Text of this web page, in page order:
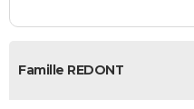
Famille REDONT